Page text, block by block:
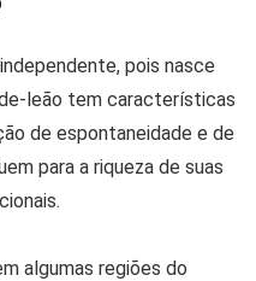
pois nasce
leão tem características
de espontaneidade e de
para a riqueza de suas
algumas regiões do